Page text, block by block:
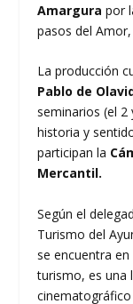
Amargura por
pasos del
La producción
Pablo de
seminarios (el 2
historia y
participan la
Mercantil.
Según el
Turismo del
se encuentra
turismo, es una